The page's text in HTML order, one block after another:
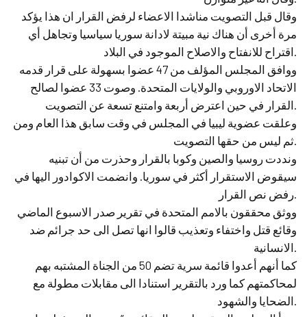
وقال قبل التصويت مناشدا الاعضاء لرفض القرار ان هذا يؤكد
مرة أخرى أن هناك نية مبيتة لادانة سوريا سياسيا وتجاهل أي
اقتراح للانفتاح والاصلاح الموجود في البلاد.
ووافق المجلس المؤلف من 47 عضوا بسهولة على قرار قدمه
الاتحاد الاوروبي والولايات المتحدة. وصوت 33 عضوا لصالح
القرار في حين اعترض أربعة وامتنع تسعة عن التصويت.
وعلقت عضوية ليبيا في المجلس في وقت سابق هذا العام ومن
ثم ليس من حقها التصويت.
ونددت روسيا والصين وكوبا بالقرار وحذرت من أن تبنيه
سيقوض الاستقرار أكثر في سوريا. وانضمت الاكوادور اليها في
رفض نص القرار.
ووثق محققون بالامم المتحدة في تقرير صدر الاسبوع الماضي
وقائع قتل واختفاء وتعذيب قالوا انها تصل الى حد جرائم ضد
الانسانية.
كما أنهم أعدوا قائمة سرية تضم 50 من الجناة المشتبه بهم
لمحاكمتهم كما ورد بالتقرير استنادا الى مقابلات مطولة مع
الضحايا والشهود.